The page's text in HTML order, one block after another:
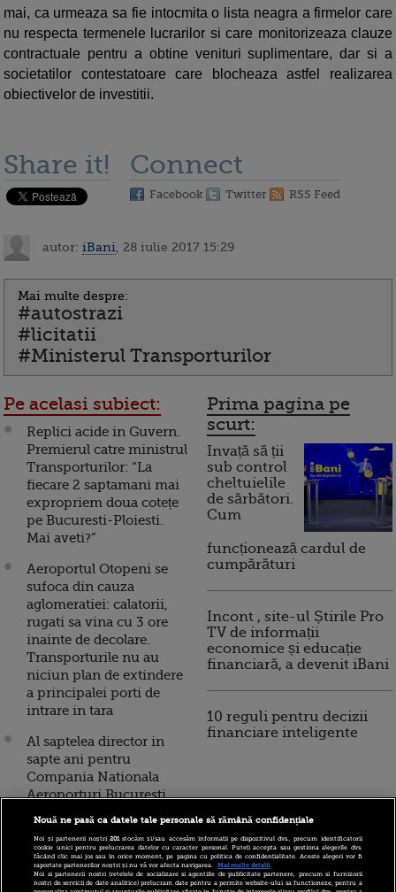
mai, ca urmeaza sa fie intocmita o lista neagra a firmelor care
nu respecta termenele lucrarilor si care monitorizeaza clauze
contractuale pentru a obtine venituri suplimentare, dar si a
societatilor contestatoare care blocheaza astfel realizarea
obiectivelor de investitii.
Share it! Connect
Facebook Twitter RSS Feed
autor: iBani , 28 iulie 2017 15:29
Mai multe despre:
#autostrazi
#licitatii
#Ministerul Transporturilor
Pe acelasi subiect:
Replici acide in Guvern.
Premierul catre ministrul
Transporturilor: “La
fiecare 2 saptamani mai
expropriem doua cotețe
pe Bucuresti-Ploiesti.
Mai aveti?”
Aeroportul Otopeni se
sufoca din cauza
aglomeratiei: calatorii,
rugati sa vina cu 3 ore
inainte de decolare.
Transporturile nu au
niciun plan de extindere
a principalei porti de
intrare in tara
Al saptelea director in
sapte ani pentru
Compania Nationala
Aeroporturi Bucuresti.
Bogdan Mandrescu a
a fost consilier al
ministrului
Transporturilor
Prima pagina pe
scurt:
Invață să ții
sub control
cheltuielile
de sărbători.
Cum
funcționează cardul de
cumpărături
Incont , site-ul Știrile Pro
TV de informații
economice și educație
financiară, a devenit iBani
10 reguli pentru decizii
financiare inteligente
Nouă ne pasă ca datele tale personale să rămână confidențiale
Noi și partenerii noștri201stocăm și/sau accesăm informații pe dispozitivul dvs., precum identificatorii
cookie unici pentru prelucrarea datelor cu caracter personal. Puteți accepta sau gestiona alegerile dvs.
făcând clic mai jos sau în orice moment, pe pagina cu politica de confidențialitate. Aceste alegeri vor fi
raportate partenerilor noștri și nu vă vor afecta navigarea.
Mai multe detalii
Noi si partenerii nostri (retelele de socializare si agentiile de publicitate partenere, precum si furnizorii
nostri de servicii de date analitice) prelucram date pentru a permite website-ului sa functioneze, pentru a